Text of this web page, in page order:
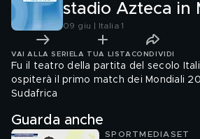
stadio Azteca in
09 giu | Italia 1
VAI ALLA SERIE LA TUA LISTA CONDIVIDI
Fu il teatro della partita del secolo
ospiterà il primo match dei Mondiali
Sudafrica
Guarda anche
SPORTMEDIASET